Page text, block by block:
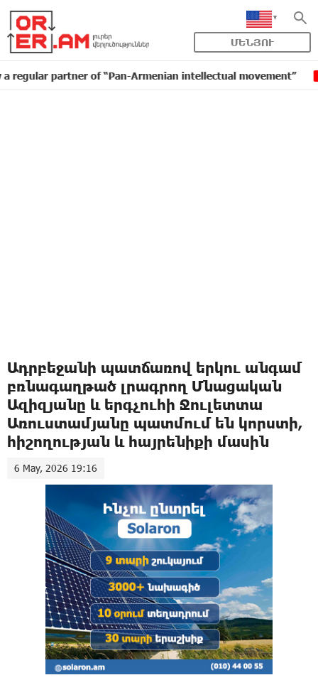
ՄԵՆՅՈՒ
partner of “Pan-Armenian intellectual movement” 16:11
Ադրբեջանի պատճառով երկու անգամ
բռնագաղթած լրագրող Մնացական
Ազիզյանը և երգչուհի Ջուլետտա
Առուստամյանը պատմում են կորստի,
հիշողության և հայրենիքի մասին
6 May, 2026 19:16